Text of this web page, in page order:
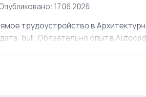
17.06.2026
трудоустройство в
bull; Обязательно опыт в